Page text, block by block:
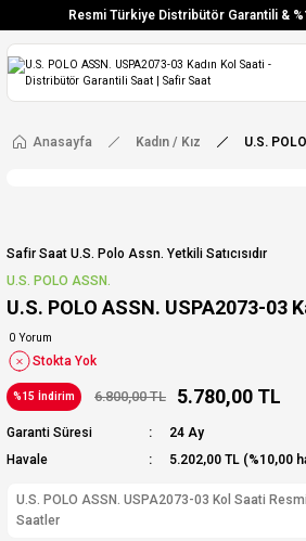
Resmi Türkiye Distribütör Garantili &
Vade Farksız 6
Aynı Gün Stoktan
Ücretsiz Kargo
Anasayfa Kadın / Kız U.S.
Safir Saat U.s. Polo Assn. Yetkili Satıcısıdır
U.S. POLO ASSN.
U.S. POLO ASSN. USPA2073-03
0 Yorum
Stokta Yok
%15 İndirim 6.800,00 TL 5.780,00 TL
Garanti Süresi
24 Ay
Havale
5.202,00 TL (%10,00
U.S. POLO ASSN. USPA2073-03 Kol Saati
Saatler